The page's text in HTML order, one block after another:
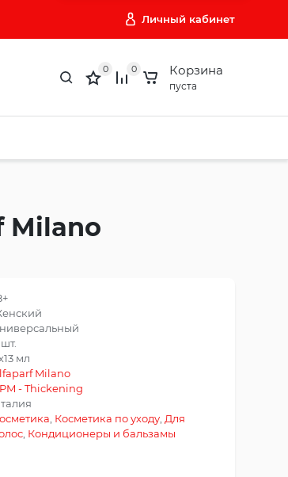
Личный кабинет
0 0 Корзина
пуста
Milano
мл
Milano
- Thickening
Косметика по уходу Для
Кондиционеры и бальзамы